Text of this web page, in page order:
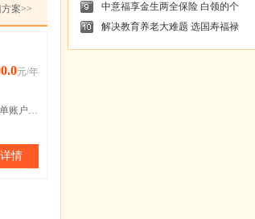
案>>
元/年
本附加合同的保单账户价值与（已缴纳的保险费-领取的金额）取大者
情
中意福享金生两全保险 白领的个
解决教育养老大难题 选国寿福禄